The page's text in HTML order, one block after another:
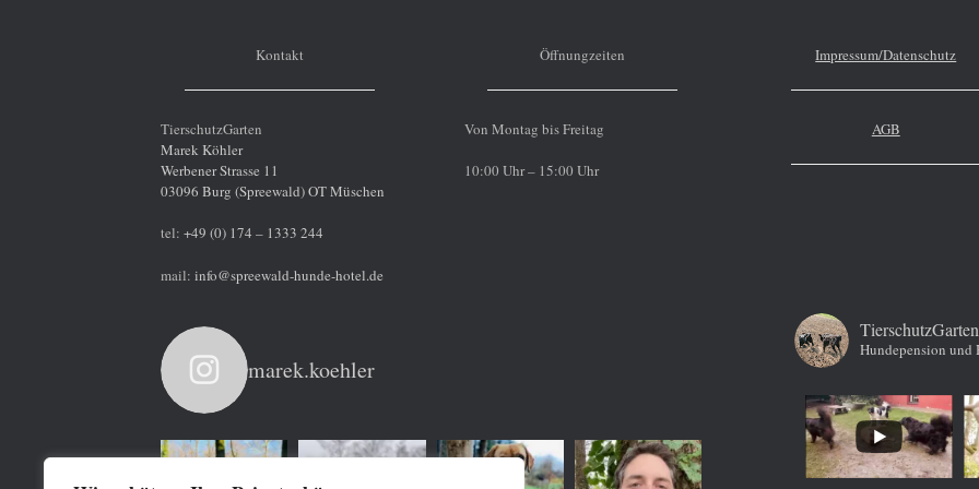
Kontakt
TierschutzGarten
Marek Köhler
Werbener Strasse 11
03096 Burg (Spreewald) OT Müschen
tel: +49 (0) 174 – 1333 244
mail: info@spreewald-hunde-hotel.de
Öffnungzeiten
Von Montag bis Freitag
10:00 Uhr – 15:00 Uhr
Impressum/Datenschutz
AGB
marek.koehler
TierschutzGarten
Hundepension und